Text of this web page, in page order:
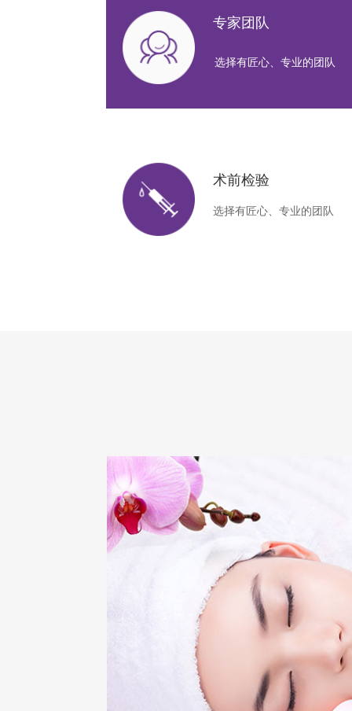
专家团队
选择有匠心、专业的团队
术前检验
选择有匠心、专业的团队